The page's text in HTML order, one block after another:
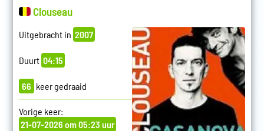
Clouseau
Uitgebracht in 2007
Duurt 04:15
66 keer gedraaid
Vorige keer:
21-07-2026 om 05:23 uur